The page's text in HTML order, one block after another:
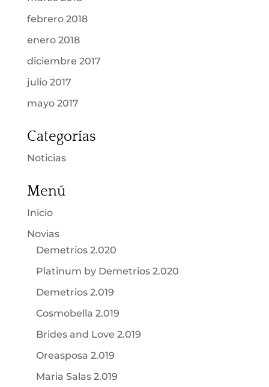
febrero 2018
enero 2018
diciembre 2017
julio 2017
mayo 2017
Categorías
Noticias
Menú
Inicio
Novias
Demetrios 2.020
Platinum by Demetrios 2.020
Demetrios 2.019
Cosmobella 2.019
Brides and Love 2.019
Oreasposa 2.019
Maria Salas 2.019